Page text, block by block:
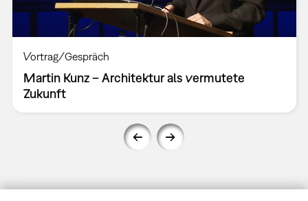
Vortrag/Gespräch
Martin Kunz – Architektur als vermutete
Zukunft